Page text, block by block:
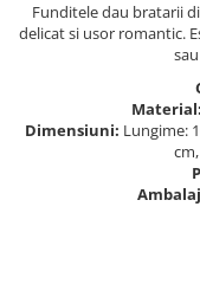
Funditele dau bratarii
delicat si usor romantic.
Material:
Dimensiuni: Lungime: